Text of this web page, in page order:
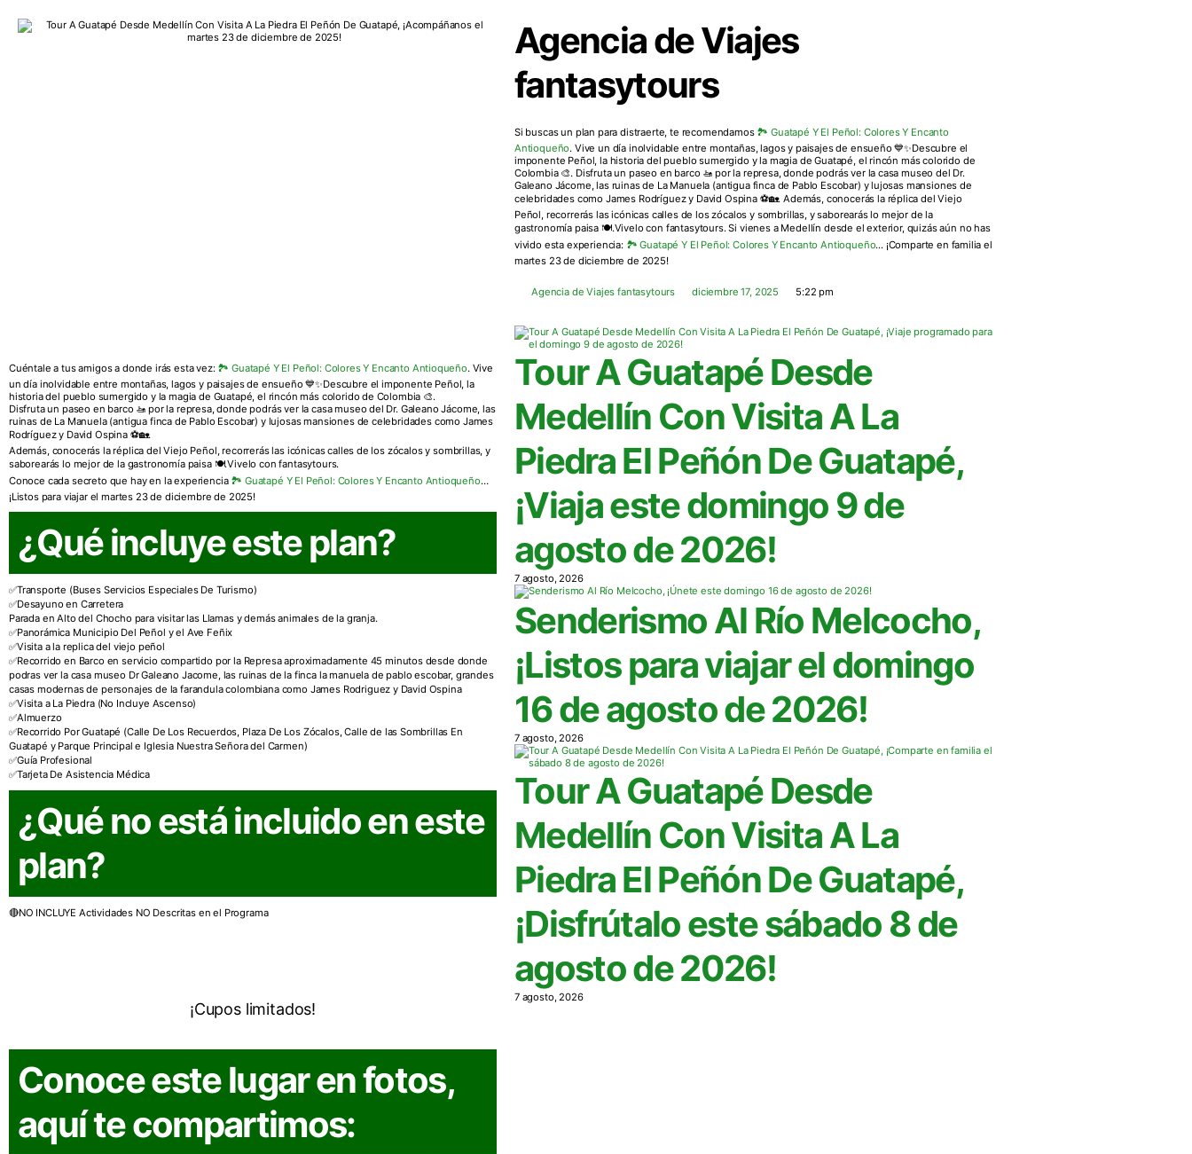
Agencia de Viajes
fantasytours
Si buscas un plan para distraerte, te recomendamos 🏞️ Guatapé Y El Peñol: Colores Y Encanto
Antioqueño. Vive un día inolvidable entre montañas, lagos y paisajes de ensueño 💙✨Descubre el
imponente Peñol, la historia del pueblo sumergido y la magia de Guatapé, el rincón más colorido de
Colombia 🎨. Disfruta un paseo en barco 🚤 por la represa, donde podrás ver la casa museo del Dr.
Galeano Jácome, las ruinas de La Manuela (antigua finca de Pablo Escobar) y lujosas mansiones de
celebridades como James Rodríguez y David Ospina ⚽🏡. Además, conocerás la réplica del Viejo
Peñol, recorrerás las icónicas calles de los zócalos y sombrillas, y saborearás lo mejor de la
gastronomía paisa 🍽️.Vivelo con fantasytours. Si vienes a Medellín desde el exterior, quizás aún no has
vivido esta experiencia: 🏞️ Guatapé Y El Peñol: Colores Y Encanto Antioqueño... ¡Comparte en familia el
martes 23 de diciembre de 2025!
Agencia de Viajes fantasytours diciembre 17, 2025 5:22 pm
Cuéntale a tus amigos a donde irás esta vez: 🏞️ Guatapé Y El Peñol: Colores Y Encanto Antioqueño. Vive
un día inolvidable entre montañas, lagos y paisajes de ensueño 💙✨Descubre el imponente Peñol, la
historia del pueblo sumergido y la magia de Guatapé, el rincón más colorido de Colombia 🎨.
Disfruta un paseo en barco 🚤 por la represa, donde podrás ver la casa museo del Dr. Galeano Jácome, las
ruinas de La Manuela (antigua finca de Pablo Escobar) y lujosas mansiones de celebridades como James
Rodríguez y David Ospina ⚽🏡.
Además, conocerás la réplica del Viejo Peñol, recorrerás las icónicas calles de los zócalos y sombrillas, y
saborearás lo mejor de la gastronomía paisa 🍽️.Vivelo con fantasytours.
Conoce cada secreto que hay en la experiencia 🏞️ Guatapé Y El Peñol: Colores Y Encanto Antioqueño…
¡Listos para viajar el martes 23 de diciembre de 2025!
¿Qué incluye este plan?
Transporte (Buses Servicios Especiales De Turismo)
Desayuno en Carretera
Parada en Alto del Chocho para visitar las Llamas y demás animales de la granja.
Panorámica Municipio Del Peñol y el Ave Feñix
Visita a la replica del viejo peñol
Recorrido en Barco en servicio compartido por la Represa aproximadamente 45 minutos desde donde
podras ver la casa museo Dr Galeano Jacome, las ruinas de la finca la manuela de pablo escobar, grandes
casas modernas de personajes de la farandula colombiana como James Rodriguez y David Ospina
Visita a La Piedra (No Incluye Ascenso)
Almuerzo
Recorrido Por Guatapé (Calle De Los Recuerdos, Plaza De Los Zócalos, Calle de las Sombrillas En
Guatapé y Parque Principal e Iglesia Nuestra Señora del Carmen)
Guía Profesional
Tarjeta De Asistencia Médica
¿Qué no está incluido en este
plan?
NO INCLUYE Actividades NO Descritas en el Programa
Cupos limitados
Conoce este lugar en fotos,
aquí te compartimos:
Tour A Guatapé Desde
Medellín Con Visita A La
Piedra El Peñón De Guatapé,
¡Viaja este domingo 9 de
agosto de 2026!
7 agosto, 2026
Senderismo Al Río Melcocho,
¡Listos para viajar el domingo
16 de agosto de 2026!
7 agosto, 2026
Tour A Guatapé Desde
Medellín Con Visita A La
Piedra El Peñón De Guatapé,
¡Disfrútalo este sábado 8 de
agosto de 2026!
7 agosto, 2026